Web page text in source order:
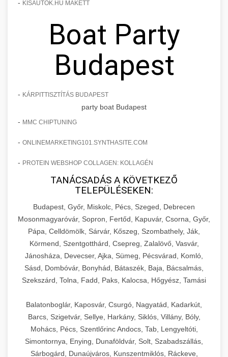
- KISAUTOK.HU MAKETT
Boat Party
Budapest
- KÁRPITTISZTÍTÁS BUDAPEST
party boat Budapest
- MMC CHIPTUNING
- ONLINEMARKETING101.SYNTHASITE.COM
- PROTEIN WEBSHOP COLLAGEN: KOLLAGÉN
TANÁCSADÁS A KÖVETKEZŐ
TELEPÜLÉSEKEN:
Budapest, Győr, Miskolc, Pécs, Szeged, Debrecen
Mosonmagyaróvár, Sopron, Fertőd, Kapuvár, Csorna, Győr,
Pápa, Celldömölk, Sárvár, Kőszeg, Szombathely, Ják,
Körmend, Szentgotthárd, Csepreg, Zalalövő, Vasvár,
Jánosháza, Devecser, Ajka, Sümeg, Pécsvárad, Komló,
Sásd, Dombóvár, Bonyhád, Bátaszék, Baja, Bácsalmás,
Szekszárd, Tolna, Fadd, Paks, Kalocsa, Hőgyész, Tamási
Balatonboglár, Kaposvár, Csurgó, Nagyatád, Kadarkút,
Barcs, Szigetvár, Sellye, Harkány, Siklós, Villány, Bóly,
Mohács, Pécs, Szentlőrinc Andocs, Tab, Lengyeltóti,
Simontornya, Enying, Dunaföldvár, Solt, Szabadszállás,
Sárbogárd, Dunaújváros, Kunszentmiklós, Ráckeve,